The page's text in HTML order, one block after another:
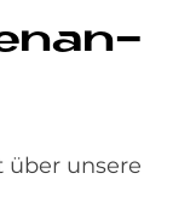
über unsere